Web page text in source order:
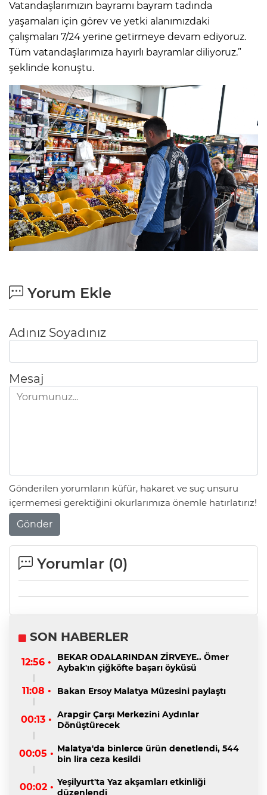
Vatandaşlarımızın bayramı bayram tadında
yaşamaları için görev ve yetki alanımızdaki
çalışmaları 7/24 yerine getirmeye devam ediyoruz.
Tüm vatandaşlarımıza hayırlı bayramlar diliyoruz.”
şeklinde konuştu.
Yorum Ekle
Adınız Soyadınız
Mesaj
Gönderilen yorumların küfür, hakaret ve suç unsuru
içermemesi gerektiğini okurlarımıza önemle hatırlatırız!
Gönder
Yorumlar (0)
SON HABERLER
12:56 •
BEKAR ODALARINDAN ZİRVEYE.. Ömer
Aybak'ın çiğköfte başarı öyküsü
11:08 • Bakan Ersoy Malatya Müzesini paylaştı
00:13 • Arapgir Çarşı Merkezini Aydınlar
Dönüştürecek
00:05 • Malatya'da binlerce ürün denetlendi, 544
bin lira ceza kesildi
00:02 • Yeşilyurt'ta Yaz akşamları etkinliği
düzenlendi